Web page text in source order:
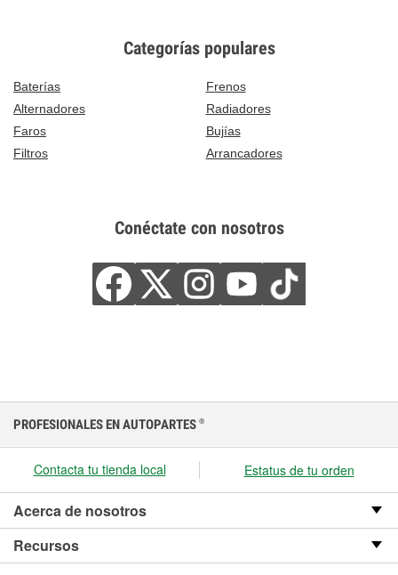
Categorías populares
Baterías
Frenos
Alternadores
Radiadores
Faros
Bujías
Filtros
Arrancadores
Conéctate con nosotros
PROFESIONALES EN AUTOPARTES ®
Contacta tu tienda local Estatus de tu orden
Acerca de nosotros
Recursos